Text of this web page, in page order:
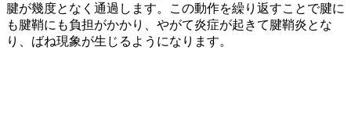
腱が幾度となく通過します。この動作を繰り返すことで腱に
も腱鞘にも負担がかかり、やがて炎症が起きて腱鞘炎とな
り、ばね現象が生じるようになります。